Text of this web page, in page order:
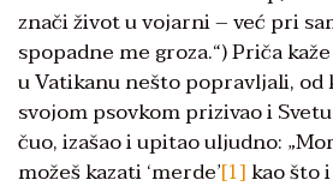
znači život u vojarni – već pri
spopadne me groza.“) Priča
u Vatikanu nešto popravljali, od
svojom psovkom prizivao i
čuo, izašao i upitao uljudno:
možeš kazati ‘merde’[1]kao što